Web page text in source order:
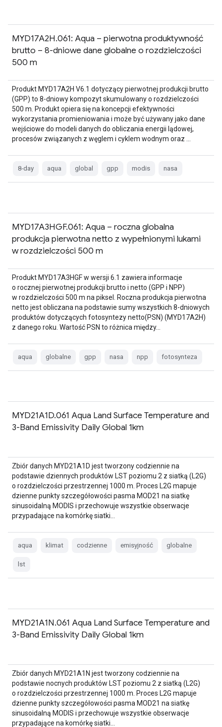
MYD17A2H.061: Aqua – pierwotna produktywność
brutto – 8-dniowe dane globalne o rozdzielczości
500 m
Produkt MYD17A2H V6.1 dotyczący pierwotnej produkcji brutto
(GPP) to 8-dniowy kompozyt skumulowany o rozdzielczości
500 m. Produkt opiera się na koncepcji efektywności
wykorzystania promieniowania i może być używany jako dane
wejściowe do modeli danych do obliczania energii lądowej,
procesów związanych z węglem i cyklem wodnym oraz …
8-day aqua global gpp modis nasa
MYD17A3HGF.061: Aqua – roczna globalna
produkcja pierwotna netto z wypełnionymi lukami
w rozdzielczości 500 m
Produkt MYD17A3HGF w wersji 6.1 zawiera informacje
o rocznej pierwotnej produkcji brutto i netto (GPP i NPP)
w rozdzielczości 500 m na piksel. Roczna produkcja pierwotna
netto jest obliczana na podstawie sumy wszystkich 8-dniowych
produktów dotyczących fotosyntezy netto(PSN) (MYD17A2H)
z danego roku. Wartość PSN to różnica między…
aqua globalne gpp nasa npp fotosynteza
MYD21A1D.061 Aqua Land Surface Temperature and
3-Band Emissivity Daily Global 1km
Zbiór danych MYD21A1D jest tworzony codziennie na
podstawie dziennych produktów LST poziomu 2 z siatką (L2G)
o rozdzielczości przestrzennej 1000 m. Proces L2G mapuje
dzienne punkty szczegółowości pasma MOD21 na siatkę
sinusoidalną MODIS i przechowuje wszystkie obserwacje
przypadające na komórkę siatki…
aqua klimat codzienne emisyjność globalne
lst
MYD21A1N.061 Aqua Land Surface Temperature and
3-Band Emissivity Daily Global 1km
Zbiór danych MYD21A1N jest tworzony codziennie na
podstawie nocnych produktów LST poziomu 2 z siatką (L2G)
o rozdzielczości przestrzennej 1000 m. Proces L2G mapuje
dzienne punkty szczegółowości pasma MOD21 na siatkę
sinusoidalną MODIS i przechowuje wszystkie obserwacje
przypadające na komórkę siatki…